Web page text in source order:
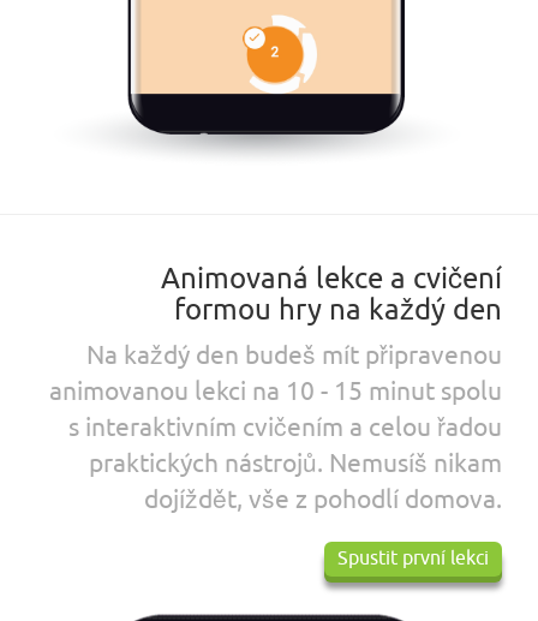
Animovaná lekce a cvičení
formou hry na každý den
Na každý den budeš mít připravenou
animovanou lekci na 10 - 15 minut spolu
s interaktivním cvičením a celou řadou
praktických nástrojů. Nemusíš nikam
dojíždět, vše z pohodlí domova.
Spustit první lekci